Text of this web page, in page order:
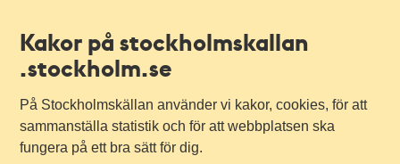
Kakor på stockholmskallan
.stockholm.se
På Stockholmskällan använder vi kakor, cookies, för att
sammanställa statistik och för att webbplatsen ska
fungera på ett bra sätt för dig.